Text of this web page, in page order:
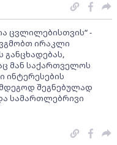
ცვლილებისთვის“ -
ირაკლი
განცხადებას,
მან საქართველოს
ინტერესების
შეგნებულად
სამართლებრივი